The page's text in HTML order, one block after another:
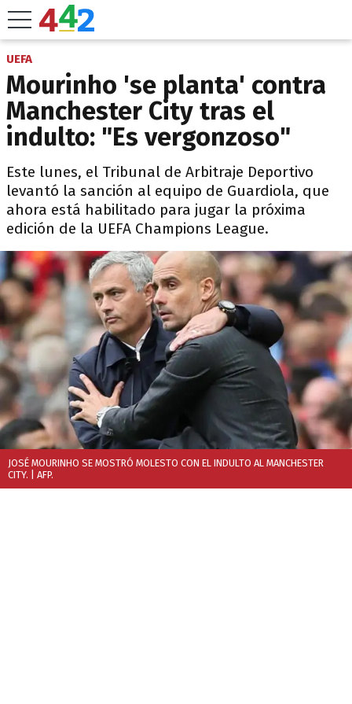
UEFA
Mourinho 'se planta' contra
Manchester City tras el
indulto: "Es vergonzoso"
Este lunes, el Tribunal de Arbitraje Deportivo
levantó la sanción al equipo de Guardiola, que
ahora está habilitado para jugar la próxima
edición de la UEFA Champions League.
JOSÉ MOURINHO SE MOSTRÓ MOLESTO CON EL INDULTO AL MANCHESTER
CITY. | AFP.